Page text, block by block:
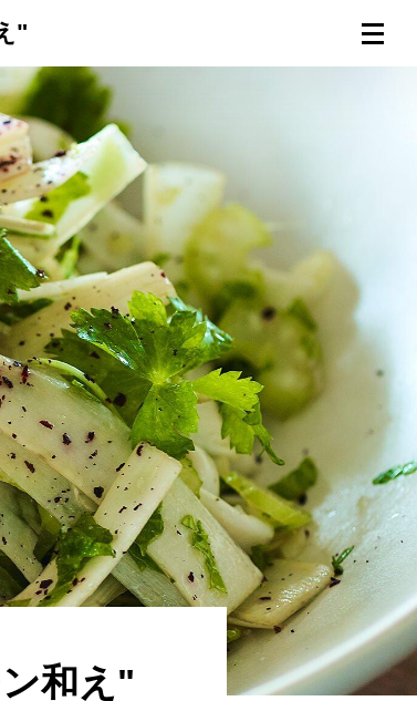
"
和え"